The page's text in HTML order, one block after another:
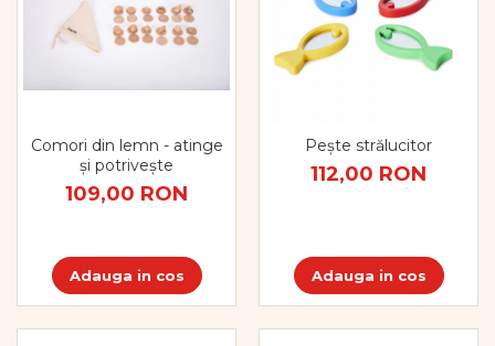
Comori din lemn - atinge
și potrivește
109,00 RON
Adauga in cos
Pește strălucitor
112,00 RON
Adauga in cos